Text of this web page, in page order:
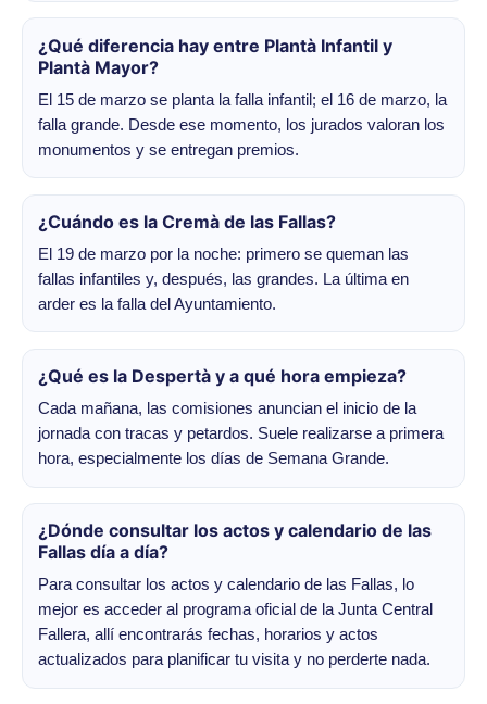
¿Qué diferencia hay entre Plantà Infantil y
Plantà Mayor?
El 15 de marzo se planta la falla infantil; el 16 de marzo, la
falla grande. Desde ese momento, los jurados valoran los
monumentos y se entregan premios.
¿Cuándo es la Cremà de las Fallas?
El 19 de marzo por la noche: primero se queman las
fallas infantiles y, después, las grandes. La última en
arder es la falla del Ayuntamiento.
¿Qué es la Despertà y a qué hora empieza?
Cada mañana, las comisiones anuncian el inicio de la
jornada con tracas y petardos. Suele realizarse a primera
hora, especialmente los días de Semana Grande.
¿Dónde consultar los actos y calendario de las
Fallas día a día?
Para consultar los actos y calendario de las Fallas, lo
mejor es acceder al programa oficial de la Junta Central
Fallera, allí encontrarás fechas, horarios y actos
actualizados para planificar tu visita y no perderte nada.